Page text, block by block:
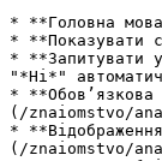
* **Головна
* **Показувати
* **Запитувати
"*Ні*"
* **Обовʼязкова
(/znaiomstvo/
*
(/znaiomstvo/